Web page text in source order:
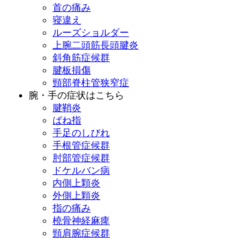
首の痛み
寝違え
ルーズショルダー
上腕二頭筋長頭腱炎
斜角筋症候群
腱板損傷
頸部脊柱管狭窄症
腕・手の症状はこちら
腱鞘炎
ばね指
手足のしびれ
手根管症候群
肘部管症候群
ドケルバン病
内側上顆炎
外側上顆炎
指の痛み
橈骨神経麻痺
頸肩腕症候群